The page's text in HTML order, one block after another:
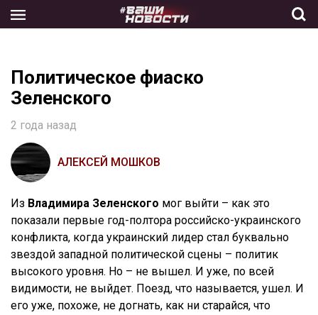
the
Политическое фиаско
Зеленского
2 года назад
АЛЕКСЕЙ МОШКОВ
Из Владимира Зеленского мог выйти – как это
показали первые год-полтора российско-украинского
конфликта, когда украинский лидер стал буквально
звездой западной политической сцены – политик
высокого уровня. Но – не вышел. И уже, по всей
видимости, не выйдет. Поезд, что называется, ушел. И
его уже, похоже, не догнать, как ни старайся, что